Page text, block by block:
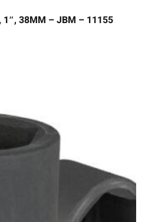
1″, 38MM – JBM – 11155